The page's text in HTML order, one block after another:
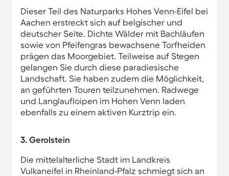
Dieser Teil des Naturparks Hohes Venn-Eifel bei
Aachen erstreckt sich auf belgischer und
deutscher Seite. Dichte Wälder mit Bachläufen
sowie von Pfeifengras bewachsene Torfheiden
prägen das Moorgebiet. Teilweise auf Stegen
gelangen Sie durch diese paradiesische
Landschaft. Sie haben zudem die Möglichkeit,
an geführten Touren teilzunehmen. Radwege
und Langlaufloipen im Hohen Venn laden
ebenfalls zu einem aktiven Kurztrip ein.
3. Gerolstein
Die mittelalterliche Stadt im Landkreis
Vulkaneifel in Rheinland-Pfalz schmiegt sich an